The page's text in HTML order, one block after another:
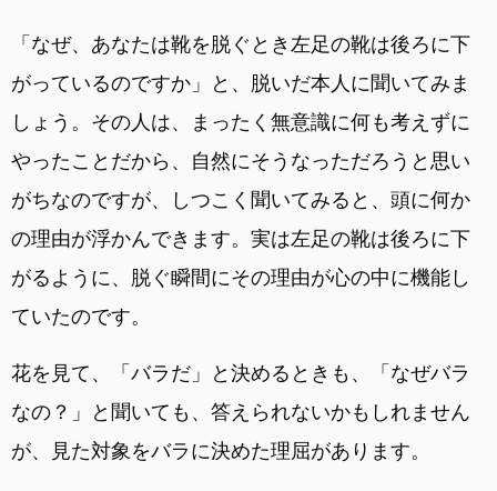
「なぜ、あなたは靴を脱ぐとき左足の靴は後ろに下
がっているのですか」と、脱いだ本人に聞いてみま
しょう。その人は、まったく無意識に何も考えずに
やったことだから、自然にそうなっただろうと思い
がちなのですが、しつこく聞いてみると、頭に何か
の理由が浮かんできます。実は左足の靴は後ろに下
がるように、脱ぐ瞬間にその理由が心の中に機能し
ていたのです。
花を見て、「バラだ」と決めるときも、「なぜバラ
なの？」と聞いても、答えられないかもしれません
が、見た対象をバラに決めた理屈があります。